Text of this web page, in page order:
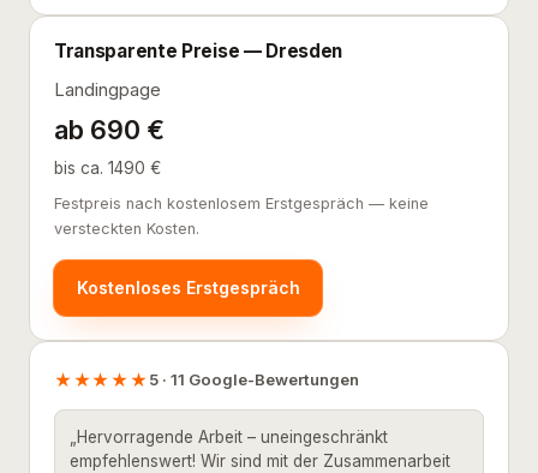
Transparente Preise — Dresden
Landingpage
ab 690 €
bis ca. 1490 €
Festpreis nach kostenlosem Erstgespräch — keine
versteckten Kosten.
Kostenloses Erstgespräch
★★★★★5 · 11 Google-Bewertungen
„Hervorragende Arbeit – uneingeschränkt
empfehlenswert! Wir sind mit der Zusammenarbeit